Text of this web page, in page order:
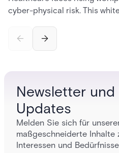
cyber-physical risk. This
Newsletter
Updates
Melden Sie sich für
maßgeschneiderte Inhalte
Interessen und